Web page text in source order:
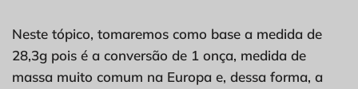
Neste tópico, tomaremos como base a medida de
28,3g pois é a conversão de 1 onça, medida de
massa muito comum na Europa e, dessa forma, a